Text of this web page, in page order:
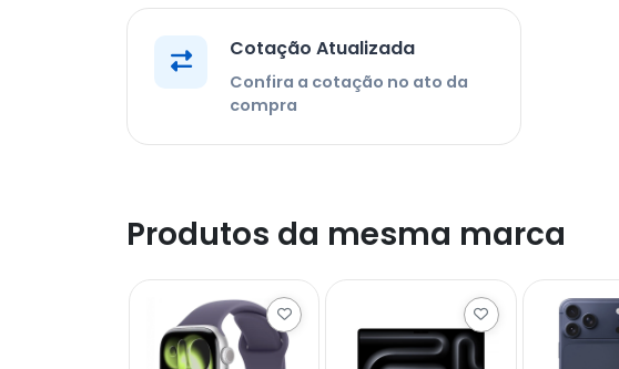
Cotação Atualizada
Confira a cotação no ato da
compra
Produtos da mesma marca